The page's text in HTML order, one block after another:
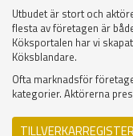
Utbudet är stort och
flesta av företagen är
Köksportalen har vi
Köksblandare.
Ofta marknadsför
kategorier. Aktörerna
TILLVERKARREGISTER